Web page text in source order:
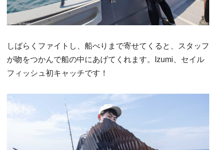
しばらくファイトし、船べりまで寄せてくると、スタッフ
が吻をつかんで船の中にあげてくれます。Izumi、セイル
フィッシュ初キャッチです！